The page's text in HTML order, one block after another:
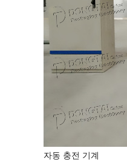
자동 충전 기계